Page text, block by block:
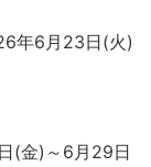
年6月23日(火)
(金)～6月29日